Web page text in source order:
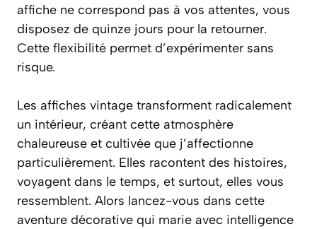
affiche ne correspond pas à vos attentes, vous
disposez de quinze jours pour la retourner.
Cette flexibilité permet d’expérimenter sans
risque.
Les affiches vintage transforment radicalement
un intérieur, créant cette atmosphère
chaleureuse et cultivée que j’affectionne
particulièrement. Elles racontent des histoires,
voyagent dans le temps, et surtout, elles vous
ressemblent. Alors lancez-vous dans cette
aventure décorative qui marie avec intelligence